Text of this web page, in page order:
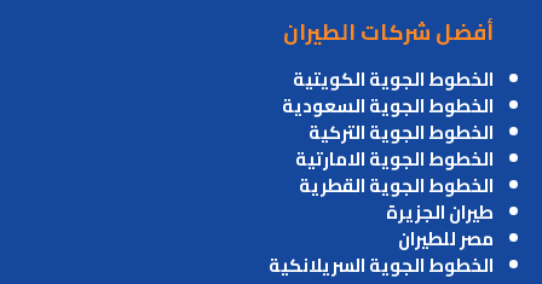
أفضل شركات الطيران
الخطوط الجوية الكويتية
الخطوط الجوية السعودية
الخطوط الجوية التركية
الخطوط الجوية الامارتية
الخطوط الجوية القطرية
طيران الجزيرة
مصر للطيران
الخطوط الجوية السريلانكية